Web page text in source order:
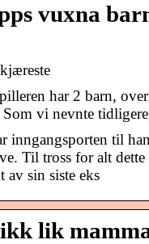
vuxna
har 2 barn,
vi nevnte
til
Til tross for alt dette
sin siste eks
lik